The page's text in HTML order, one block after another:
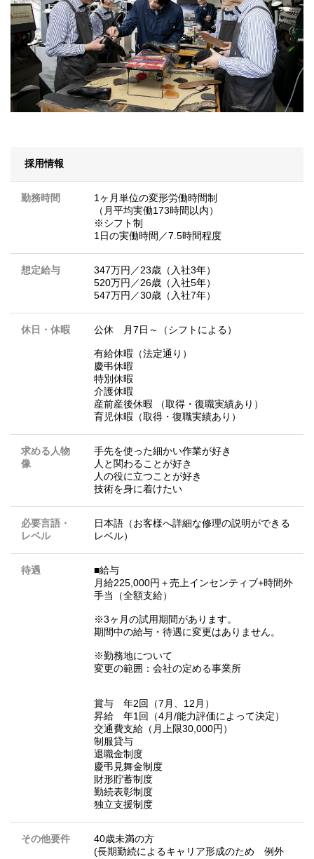
採用情報
勤務時間
1ヶ月単位の変形労働時間制
（月平均実働173時間以内）
※シフト制
1日の実働時間／7.5時間程度
想定給与
347万円／23歳（入社3年）
520万円／26歳（入社5年）
547万円／30歳（入社7年）
休日・休暇 公休 月7日～（シフトによる）
有給休暇（法定通り）
慶弔休暇
特別休暇
介護休暇
産前産後休暇 （取得・復職実績あり）
育児休暇（取得・復職実績あり）
求める人物
像
手先を使った細かい作業が好き
人と関わることが好き
人の役に立つことが好き
技術を身に着けたい
必要言語・
レベル
日本語（お客様へ詳細な修理の説明ができる
レベル）
待遇
■給与
月給225,000円＋売上インセンティブ+時間外
手当（全額支給）
※3ヶ月の試用期間があります。
期間中の給与・待遇に変更はありません。
※勤務地について
変更の範囲：会社の定める事業所
賞与 年2回（7月、12月）
昇給 年1回（4月/能力評価によって決定）
交通費支給（月上限30,000円）
制服貸与
退職金制度
慶弔見舞金制度
財形貯蓄制度
勤続表彰制度
独立支援制度
その他要件
40歳未満の方
(長期勤続によるキャリア形成のため 例外